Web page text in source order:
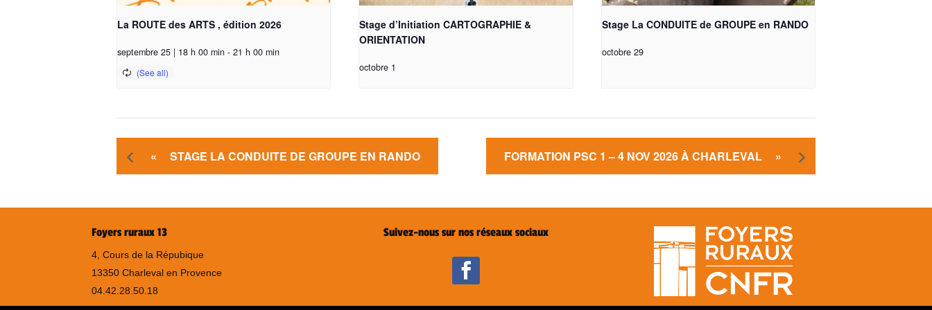
La ROUTE des ARTS , édition 2026
septembre 25 | 18 h 00 min - 21 h 00 min
Stage d’Initiation CARTOGRAPHIE &
ORIENTATION
octobre 1
Stage La CONDUITE de GROUPE en RANDO
octobre 29
« STAGE LA CONDUITE DE GROUPE EN RANDO FORMATION PSC 1 – 4 NOV 2026 À CHARLEVAL »
Foyers ruraux 13
4, Cours de la Répubique
13350 Charleval en Provence
04.42.28.50.18
Suivez-nous sur nos réseaux sociaux